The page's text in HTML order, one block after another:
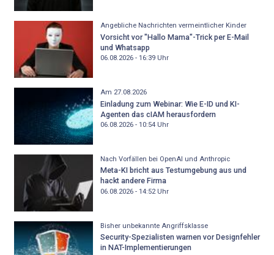
Angebliche Nachrichten vermeintlicher Kinder
Vorsicht vor "Hallo Mama"-Trick per E-Mail
und Whatsapp
06.08.2026 - 16:39Uhr
Am 27.08.2026
Einladung zum Webinar: Wie E-ID und KI-
Agenten das cIAM herausfordern
06.08.2026 - 10:54Uhr
Nach Vorfällen bei OpenAI und Anthropic
Meta-KI bricht aus Testumgebung aus und
hackt andere Firma
06.08.2026 - 14:52Uhr
Bisher unbekannte Angriffsklasse
Security-Spezialisten warnen vor Designfehler
in NAT-Implementierungen